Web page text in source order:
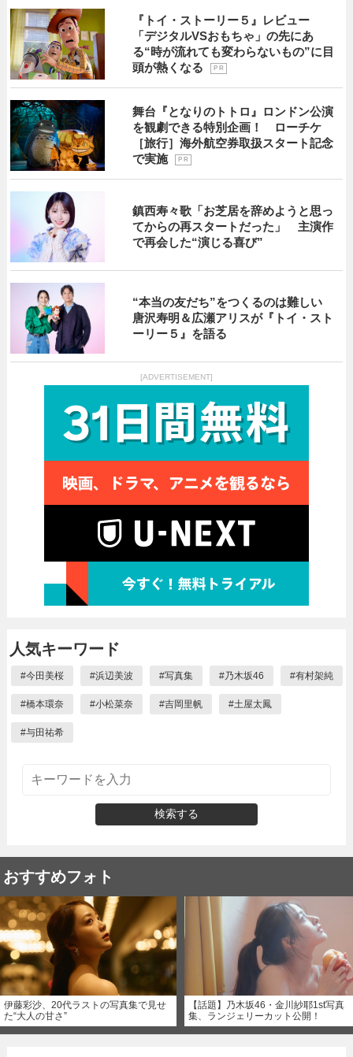
『トイ・ストーリー５』レビュー
「デジタルVSおもちゃ」の先にあ
る“時が流れても変わらないもの”に目
頭が熱くなる
P R
舞台『となりのトトロ』ロンドン公演
を観劇できる特別企画！ ローチケ
［旅行］海外航空券取扱スタート記念
で実施
P R
鎮西寿々歌「お芝居を辞めようと思っ
てからの再スタートだった」 主演作
で再会した“演じる喜び”
“本当の友だち”をつくるのは難しい
唐沢寿明＆広瀬アリスが『トイ・スト
ーリー５』を語る
[ADVERTISEMENT]
人気キーワード
#今田美桜 #浜辺美波 #写真集 #乃木坂46 #有村架純
#橋本環奈 #小松菜奈 #吉岡里帆 #土屋太鳳
#与田祐希
検索する
おすすめフォト
伊藤彩沙、20代ラストの写真集で見せ
た“大人の甘さ”
【話題】乃木坂46・金川紗耶1st写真
集、ランジェリーカット公開！